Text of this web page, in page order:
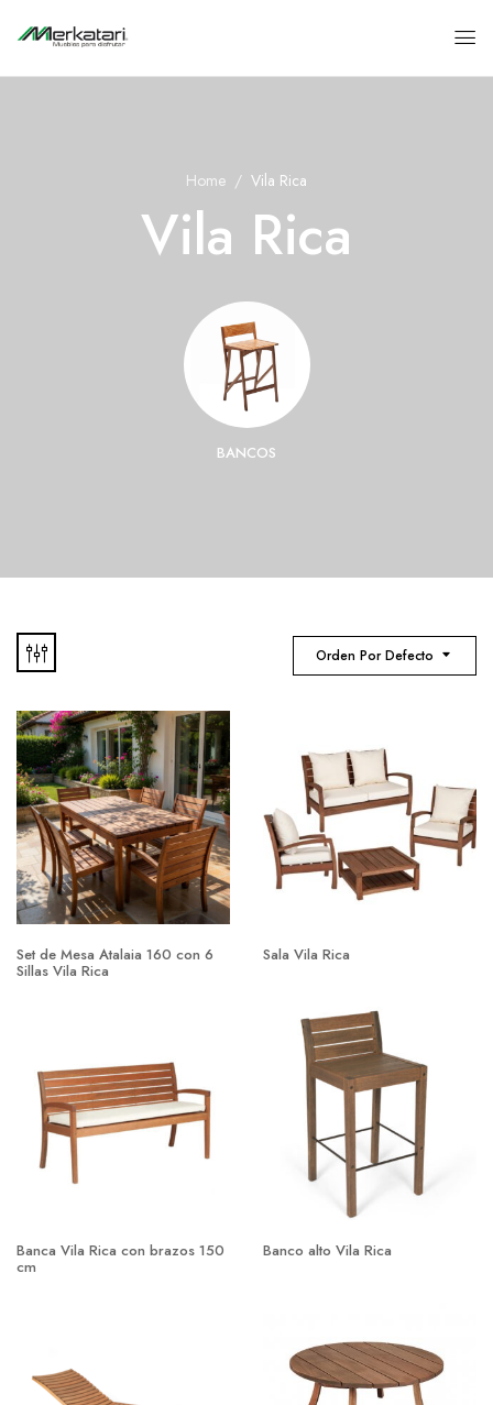
Home Vila Rica
Vila Rica
BANCOS
Orden Por Defecto
Set de Mesa Atalaia 160 con 6
Sillas Vila Rica
Sala Vila Rica
Banca Vila Rica con brazos 150
cm
Banco alto Vila Rica